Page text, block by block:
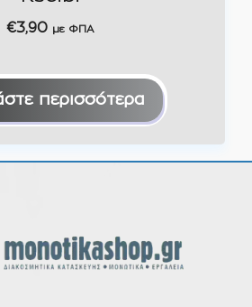
€3,90 με ΦΠΑ
περισσότερα